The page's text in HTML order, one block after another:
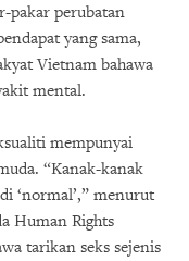
pakar perubatan
yang sama,
Vietnam bahawa
mental.
mempunyai
“Kanak-kanak
‘normal’,” menurut
Human Rights
tarikan seks sejenis